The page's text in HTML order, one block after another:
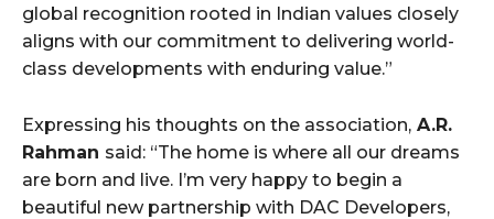
global recognition rooted in Indian values closely
aligns with our commitment to delivering world-
class developments with enduring value.”
Expressing his thoughts on the association, A.R.
Rahman said: “The home is where all our dreams
are born and live. I’m very happy to begin a
beautiful new partnership with DAC Developers,